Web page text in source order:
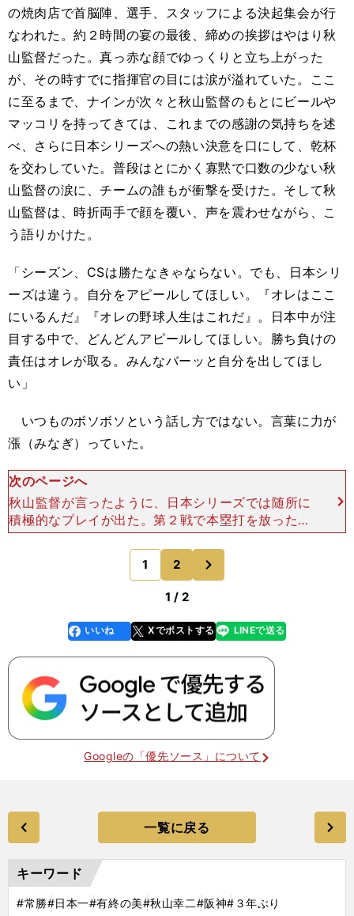
の焼肉店で首脳陣、選手、スタッフによる決起集会が行
なわれた。約２時間の宴の最後、締めの挨拶はやはり秋
山監督だった。真っ赤な顔でゆっくりと立ち上がった
が、その時すでに指揮官の目には涙が溢れていた。ここ
に至るまで、ナインが次々と秋山監督のもとにビールや
マッコリを持ってきては、これまでの感謝の気持ちを述
べ、さらに日本シリーズへの熱い決意を口にして、乾杯
を交わしていた。普段はとにかく寡黙で口数の少ない秋
山監督の涙に、チームの誰もが衝撃を受けた。そして秋
山監督は、時折両手で顔を覆い、声を震わせながら、こ
う語りかけた。
「シーズン、CSは勝たなきゃならない。でも、日本シリ
ーズは違う。自分をアピールしてほしい。『オレはここ
にいるんだ』『オレの野球人生はこれだ』。日本中が注
目する中で、どんどんアピールしてほしい。勝ち負けの
責任はオレが取る。みんなバーッと自分を出してほし
い」
いつものボソボソという話し方ではない。言葉に力が
漲（みなぎ）っていた。
次のページへ
秋山監督が言ったように、日本シリーズでは随所に
積極的なプレイが出た。第２戦で本塁打を放った李
大浩は見事な初球の狙い打ち。第３戦では決して足
で魅せるタイプではない吉村裕基が、ワイルドピッ
チの間に二塁から
1 2
1 / 2
faceboo
k
いいね Xでポストする
line LINEで送る
Googleの「優先ソース」について
一覧に戻る
キーワード
#常勝#日本一#有終の美#秋山幸二#阪神#３年ぶり